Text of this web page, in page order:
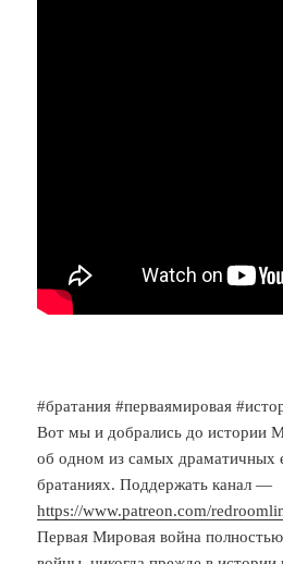
#братания #перваямировая
Вот мы и добрались до истории
об одном из самых драматичных
братаниях. Поддержать канал —
https://www.patreon.com/
Первая Мировая война полностью